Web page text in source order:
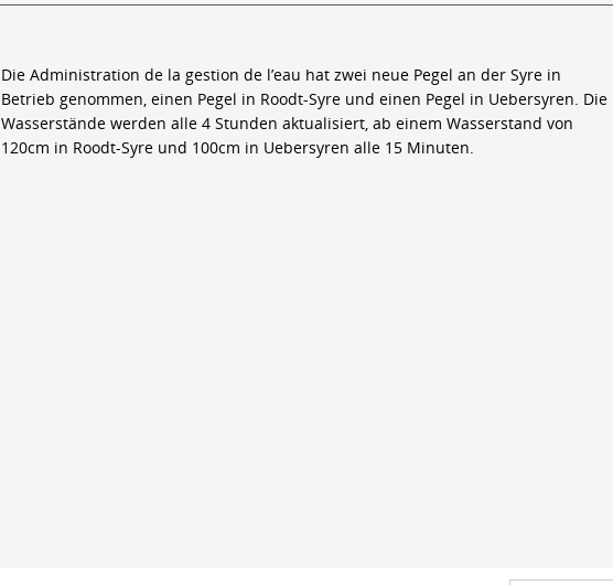
Die Administration de la gestion de l’eau hat zwei neue Pegel an der Syre in
Betrieb genommen, einen Pegel in Roodt-Syre und einen Pegel in Uebersyren. Die
Wasserstände werden alle 4 Stunden aktualisiert, ab einem Wasserstand von
120cm in Roodt-Syre und 100cm in Uebersyren alle 15 Minuten.